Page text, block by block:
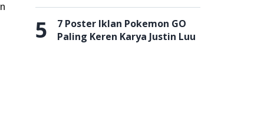
5
7 Poster Iklan Pokemon GO
Paling Keren Karya Justin Luu